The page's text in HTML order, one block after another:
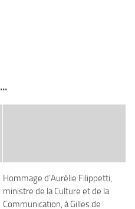
Hommage d’Aurélie Filippetti,
ministre de la Culture et de la
Communication, à Gilles de